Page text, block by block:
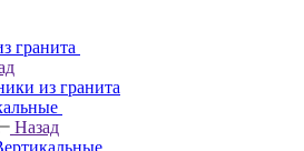
гранита
из гранита
Назад